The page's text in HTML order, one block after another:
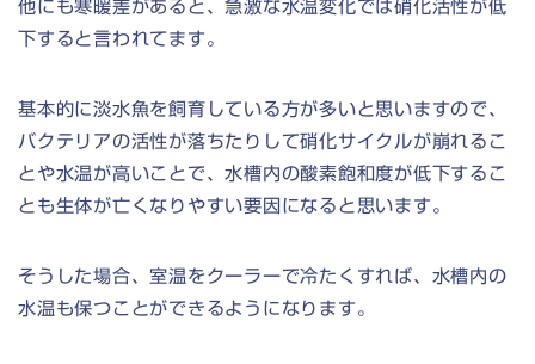
他にも寒暖差があると、急激な水温変化では硝化活性が低
下すると言われてます。
基本的に淡水魚を飼育している方が多いと思いますので、
バクテリアの活性が落ちたりして硝化サイクルが崩れるこ
とや水温が高いことで、水槽内の酸素飽和度が低下するこ
とも生体が亡くなりやすい要因になると思います。
そうした場合、室温をクーラーで冷たくすれば、水槽内の
水温も保つことができるようになります。